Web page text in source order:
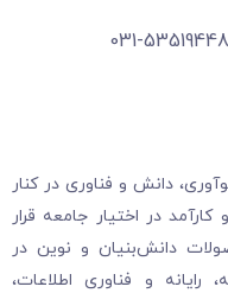
دانش و فناوری در کنار
در اختیار جامعه قرار
دانش‌بنیان و نوین در
و فناوری اطلاعات،